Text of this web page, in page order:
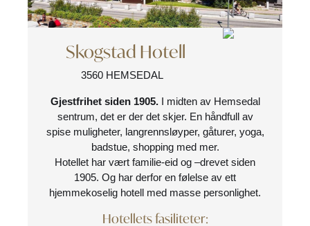
Skogstad Hotell
3560 HEMSEDAL
Gjestfrihet siden 1905. I midten av Hemsedal
sentrum, det er der det skjer. En håndfull av
spise muligheter, langrennsløyper, gåturer, yoga,
badstue, shopping med mer.
Hotellet har vært familie-eid og –drevet siden
1905. Og har derfor en følelse av ett
hjemmekoselig hotell med masse personlighet.
Hotellets fasiliteter: